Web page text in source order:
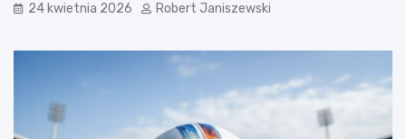
24 kwietnia 2026 Robert Janiszewski